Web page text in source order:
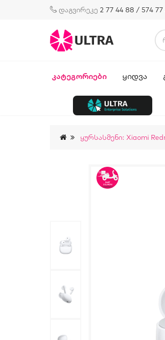
დაგვირეკე 2 77 44 88 / 574 77
ᲙᲐᲢᲔᲒᲝᲠᲘᲔᲑᲘ ᲧᲘᲓᲕᲐ
Ყურსასმენი: Xiaomi